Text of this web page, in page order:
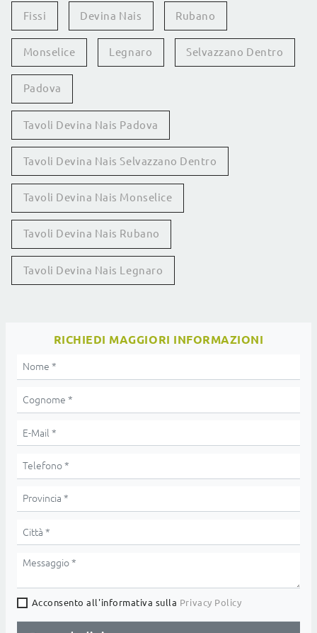
Fissi Devina Nais Rubano
Monselice Legnaro Selvazzano Dentro
Padova
Tavoli Devina Nais Padova
Tavoli Devina Nais Selvazzano Dentro
Tavoli Devina Nais Monselice
Tavoli Devina Nais Rubano
Tavoli Devina Nais Legnaro
RICHIEDI MAGGIORI INFORMAZIONI
Acconsento all'informativa sulla Privacy Policy